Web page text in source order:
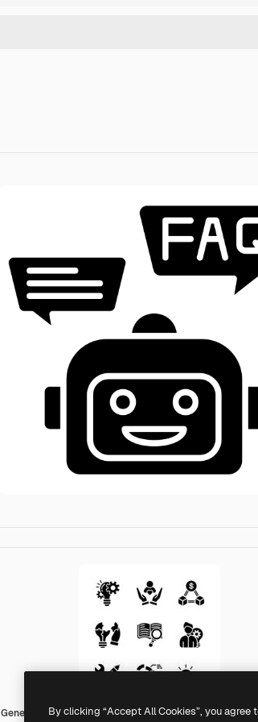
Generic black fillBy clicking “Accept All Cookies”, you